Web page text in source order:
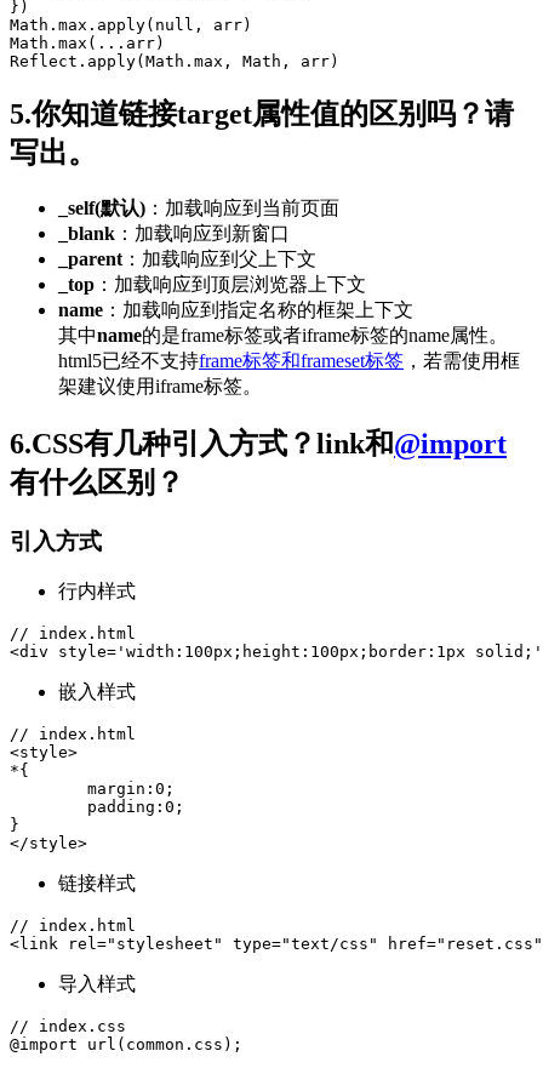
Math . max . apply( null
Math . max ( ...
Reflect . apply( Math . max , Math , arr)
5.你知道链接target属性值的区别吗？请
写出。
_self(默认) ：加载响应到当前页面
_blank ：加载响应到新窗口
_parent ：加载响应到父上下文
_top ：加载响应到顶层浏览器上下文
name ：加载响应到指定名称的框架上下文
其中name的是frame标签或者iframe标签的name属性。
html5已经不支持frame标签和frameset标签 ，若需使用框
架建议使用iframe标签。
6.CSS有几种引入方式？link和@import
有什么区别？
引入方式
行内样式
// index.html
<div style= ' width : 100px ; height : 100px ; border : 1px solid ; '
嵌入样式
// index.html
<style
*{
margin : 0 ;
padding : 0 ;
}
</style>
链接样式
// index.html
<link rel=" stylesheet " type="text/css " href=" reset.css "
导入样式
// index .css
@import
url ( common.css );